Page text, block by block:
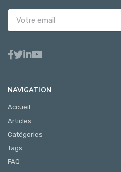
NAVIGATION
Accueil
Articles
Catégories
Tags
FAQ